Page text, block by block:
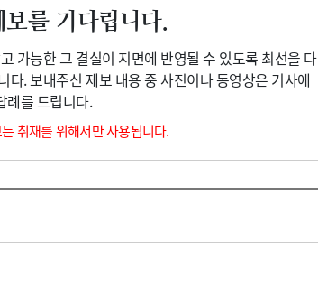
를 기다립니다.
가능한 그 결실이 지면에 반영될 수 있도록 최선을 다
. 보내주신 제보 내용 중 사진이나 동영상은 기사에
례를 드립니다.
취재를 위해서만 사용됩니다.